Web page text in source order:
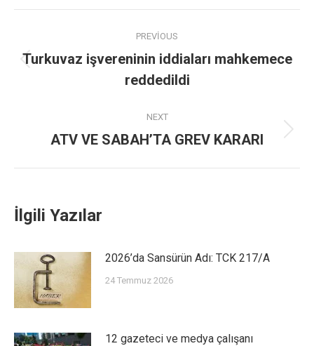
PREVIOUS
Turkuvaz işvereninin iddiaları mahkemece
reddedildi
NEXT
ATV VE SABAH’TA GREV KARARI
İlgili Yazılar
2026’da Sansürün Adı: TCK 217/A
24 Temmuz 2026
12 gazeteci ve medya çalışanı